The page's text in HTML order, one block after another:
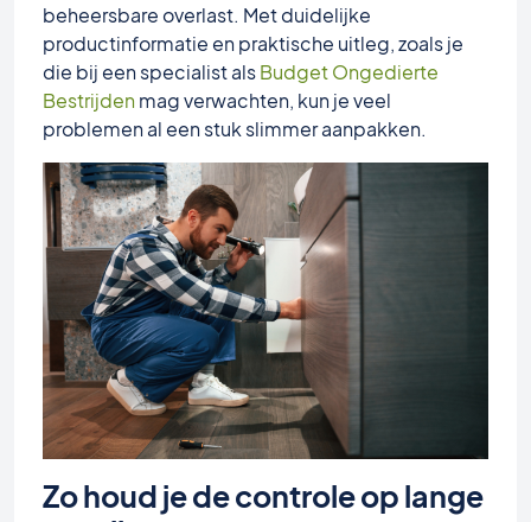
beheersbare overlast. Met duidelijke
productinformatie en praktische uitleg, zoals je
die bij een specialist alsBudget Ongedierte
Bestrijdenmag verwachten, kun je veel
problemen al een stuk slimmer aanpakken.
Zo houd je de controle op lange